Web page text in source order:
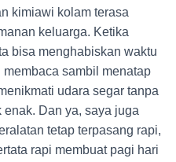
kimiawi kolam terasa
keluarga. Ketika
bisa menghabiskan waktu
sambil menatap
udara segar tanpa
Dan ya, saya juga
tetap terpasang rapi,
rapi membuat pagi hari